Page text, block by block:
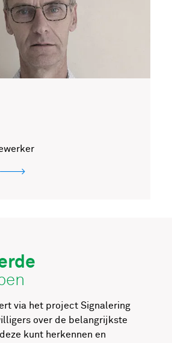
via het project Signalering
over de belangrijkste
kunt herkennen en